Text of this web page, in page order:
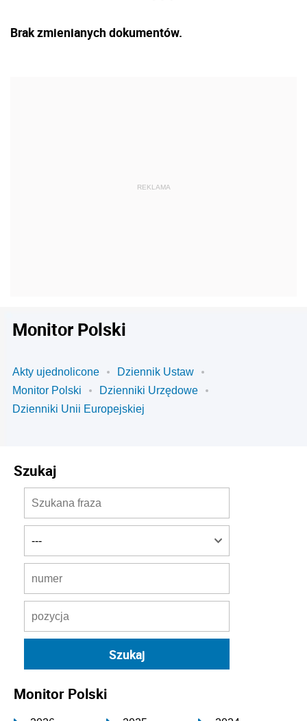
Brak zmienianych dokumentów.
Monitor Polski
Akty ujednolicone
Dziennik Ustaw
Monitor Polski
Dzienniki Urzędowe
Dzienniki Unii Europejskiej
Szukaj
Monitor Polski